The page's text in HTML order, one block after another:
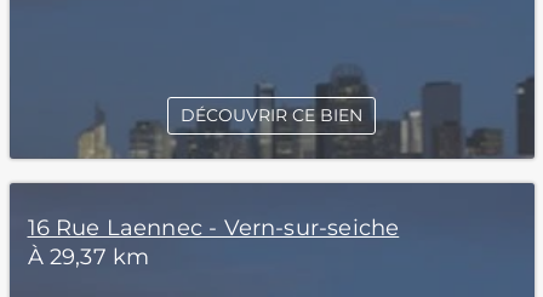
DÉCOUVRIR CE BIEN
16 Rue Laennec - Vern-sur-seiche
À 29,37 km